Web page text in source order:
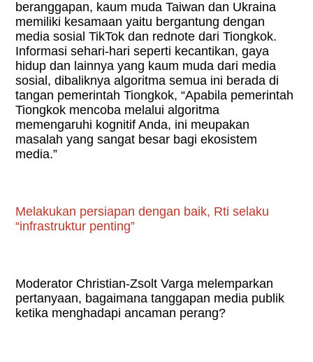
beranggapan, kaum muda Taiwan dan Ukraina
memiliki kesamaan yaitu bergantung dengan
media sosial TikTok dan rednote dari Tiongkok.
Informasi sehari-hari seperti kecantikan, gaya
hidup dan lainnya yang kaum muda dari media
sosial, dibaliknya algoritma semua ini berada di
tangan pemerintah Tiongkok, “Apabila pemerintah
Tiongkok mencoba melalui algoritma
memengaruhi kognitif Anda, ini meupakan
masalah yang sangat besar bagi ekosistem
media.”
Melakukan persiapan dengan baik, Rti selaku
“infrastruktur penting”
Moderator Christian-Zsolt Varga melemparkan
pertanyaan, bagaimana tanggapan media publik
ketika menghadapi ancaman perang?